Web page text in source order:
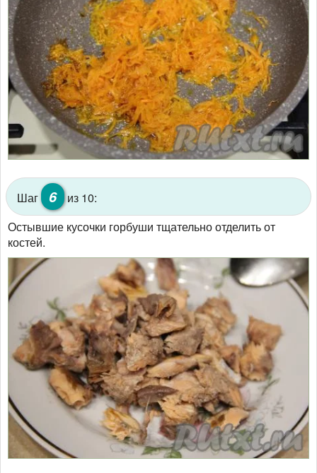
Шаг 6
из 10:
Остывшие кусочки горбуши тщательно отделить от
костей.